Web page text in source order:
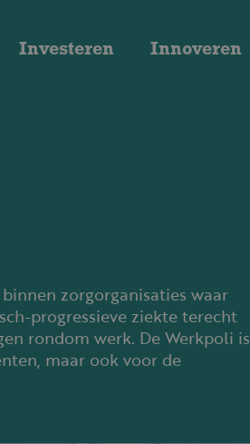
Investeren Innoveren
zorgorganisaties waar
progressieve ziekte terecht
rondom werk. De Werkpoli is
maar ook voor de